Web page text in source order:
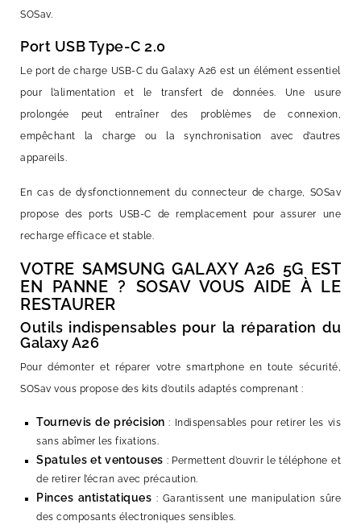
SOSav.
Port USB Type-C 2.0
Le port de charge USB-C du Galaxy A26 est un élément essentiel
pour l’alimentation et le transfert de données. Une usure
prolongée peut entraîner des problèmes de connexion,
empêchant la charge ou la synchronisation avec d’autres
appareils.
En cas de dysfonctionnement du connecteur de charge, SOSav
propose des ports USB-C de remplacement pour assurer une
recharge efficace et stable.
VOTRE SAMSUNG GALAXY A26 5G EST
EN PANNE ? SOSAV VOUS AIDE À LE
RESTAURER
Outils indispensables pour la réparation du
Galaxy A26
Pour démonter et réparer votre smartphone en toute sécurité,
SOSav vous propose des kits d’outils adaptés comprenant :
Tournevis de précision : Indispensables pour retirer les vis
sans abîmer les fixations.
Spatules et ventouses : Permettent d’ouvrir le téléphone et
de retirer l’écran avec précaution.
Pinces antistatiques : Garantissent une manipulation sûre
des composants électroniques sensibles.